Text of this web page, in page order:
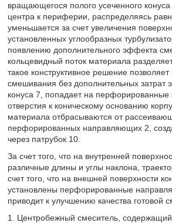
вращающегося полого усеченного
центра к периферии, распределяясь
уменьшается за счет увеличения
установленных углообразных
появлению дополнительного эффекта
кольцевидный поток материала
такое конструктивное решение
смешивания без дополнительных затрат
конуса 7, попадает на
отверстия к коническому основанию
материала отбрасываются от
перфорированных направляющих 2,
через патрубок 10.
За счет того, что на внутренней
различные длины и углы наклона,
счет того, что на внешней поверхности
установлены перфорированные
приводит к улучшению качества готовой
1. Центробежный смеситель, содержащий